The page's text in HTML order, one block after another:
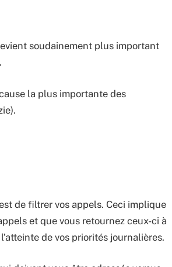
soudainement plus important
la plus importante des
de filtrer vos appels. Ceci implique
et que vous retournez ceux-ci à
de vos priorités journalières.